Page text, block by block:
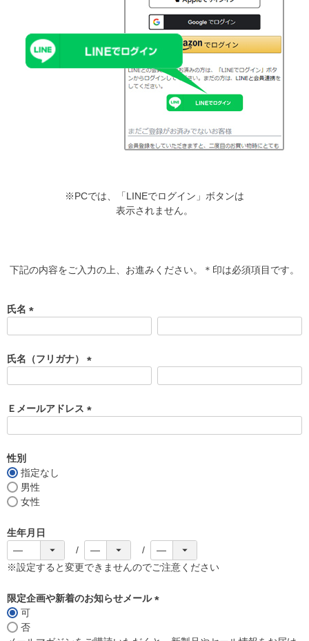
※PCでは、「LINEでログイン」ボタンは
表示されません。
下記の内容をご入力の上、お進みください。＊印は必須項目です。
氏名
須
)
氏名（フリガナ）
須
)
Ｅメールアドレス
性別
指定なし
男性
女性
生年月日
※設定すると変更できませんのでご注意ください
限定企画や新着のお知らせメール
可
否